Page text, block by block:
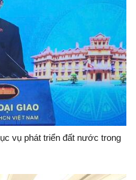
vụ phát triển đất nước trong